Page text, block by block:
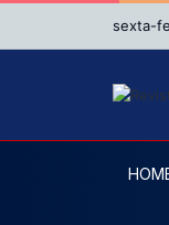
sexta-